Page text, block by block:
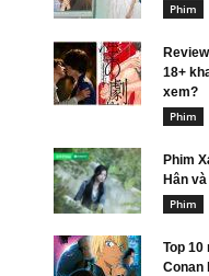
Phim
18+
xem?
Phim
Phim
Hân
Phim
Top
Conan